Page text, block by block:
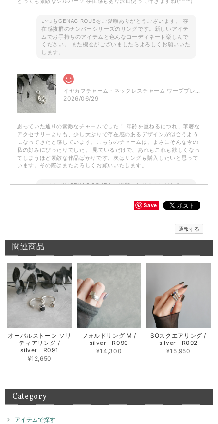
いつもGENAC ROUEをご愛顧ありがとうございます。 存
在感抜群のナンバーシリーズのリングです。新しいアイテ
ムでお手持ちのアイテムと色んなコーディネート楽しんで
ください。 また機会がございましたらよろしくお願いいた
します。
イヤカフチャーム・ネックレスチャーム ワーププレート / silver NP023 P050
2026/06/29
思っていた通りの素敵なチャームでした！ 年齢を重ねるにつれ、華奢な
アクセサリーよりも、少し大ぶりで存在感のあるデザインが似合うよう
になってきたと感じています。こちらのチャームは、まさにそんな今の
私の好みにぴったりでした。 見ているだけで、あれもこれも欲しくなっ
てしまうほど素敵な作品ばかりです。次はリングも購入したいと思って
います。その際はまたよろしくお願いいたします。
このたびはGENAC ROUEをご愛顧いただきありがとうご
GENAC ROUEでは自分好みに重ね付けしてボリューム感
をプラス出来たり、ワンポイントでお手持ちのアイテムと
リングをお試しくださいませ。また、何かございましたら
メッセージバングル / silver B018
2026/06/10
期待通りのお品でとてもうれしいです 先月このシリーズのリングを横浜
で購入してとても気に入ったのでバングルも欲しくなりました 次回横浜
POP UPまで待てないのでこちらで購入出来て よかったです 孫がいる年
齢ですが、このリング＆バングルを身に付けて かっこいいBABA目指し
ます！
お気に召して頂き大変嬉しく思います。 横浜のイベントご
Save
通報する
関連商品
オーバルストーン ソリ
ティアリング /
silver R091
¥12,650
フォルドリング M /
silver R090
¥14,300
SOスクエアリング /
silver R092
¥15,950
Category
アイテムで探す